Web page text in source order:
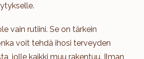
vain rutiini. Se on tärkein
voit tehdä ihosi terveyden
jolle kaikki muu rakentuu. Ilman